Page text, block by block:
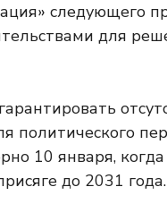
следующего
для
политического
10 января,
до 2031 года.